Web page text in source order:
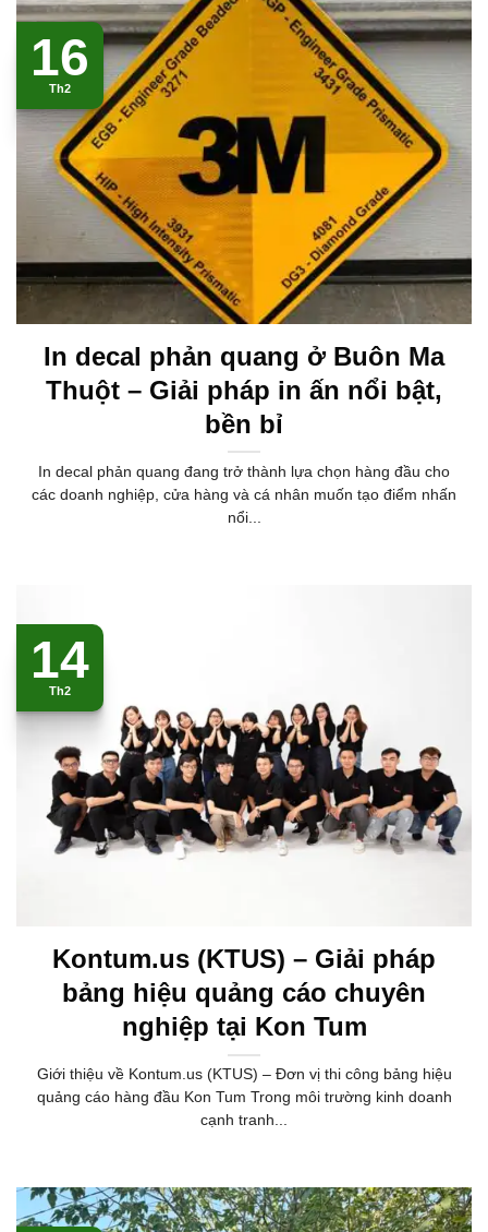
In decal phản quang ở Buôn Ma
Thuột – Giải pháp in ấn nổi bật,
bền bỉ
In decal phản quang đang trở thành lựa chọn hàng đầu cho
các doanh nghiệp, cửa hàng và cá nhân muốn tạo điểm nhấn
nổi...
16
Th2
Kontum.us (KTUS) – Giải pháp
bảng hiệu quảng cáo chuyên
nghiệp tại Kon Tum
Giới thiệu về Kontum.us (KTUS) – Đơn vị thi công bảng hiệu
quảng cáo hàng đầu Kon Tum Trong môi trường kinh doanh
cạnh tranh...
14
Th2